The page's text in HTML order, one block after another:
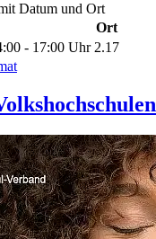
Datum und Ort
Ort
- 17:00 Uhr 2.17